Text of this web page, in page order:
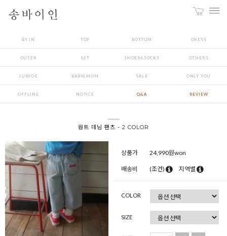
BY IN TOP BOTTOM DRESS
OUTER SET SHOES&SOCKS OTHERS
JUNIOR BABY&MOM SALE ONLY YOU
OFFLINE NOTICE Q&A REVIEW
원트 데님 팬츠 - 2 COLOR
상품가 24,990원won
배송비 (조건) 지역별
COLOR
SIZE